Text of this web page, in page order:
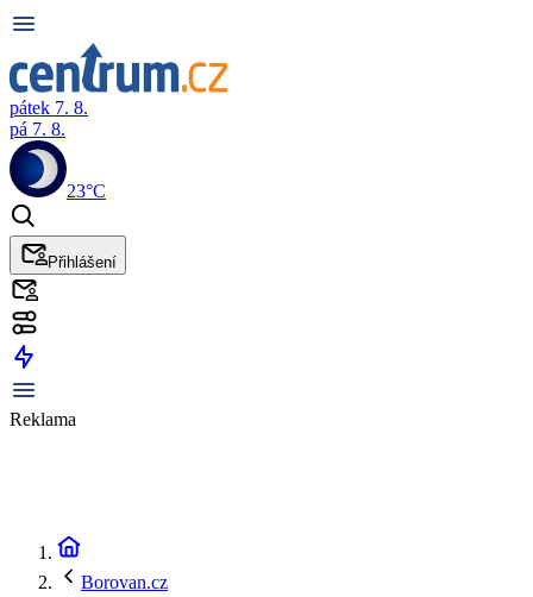
pátek 7. 8.
pá 7. 8.
23°C
Přihlášení
Reklama
Borovan.cz